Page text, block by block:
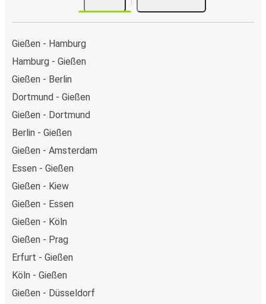
Gießen - Hamburg
Hamburg - Gießen
Gießen - Berlin
Dortmund - Gießen
Gießen - Dortmund
Berlin - Gießen
Gießen - Amsterdam
Essen - Gießen
Gießen - Kiew
Gießen - Essen
Gießen - Köln
Gießen - Prag
Erfurt - Gießen
Köln - Gießen
Gießen - Düsseldorf